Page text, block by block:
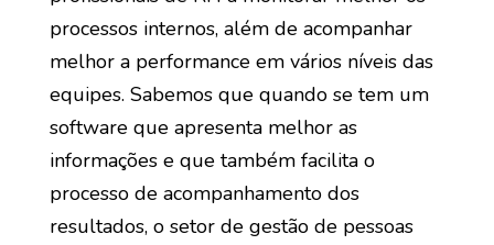
processos internos, além de acompanhar
melhor a performance em vários níveis das
equipes. Sabemos que quando se tem um
software que apresenta melhor as
informações e que também facilita o
processo de acompanhamento dos
resultados, o setor de gestão de pessoas